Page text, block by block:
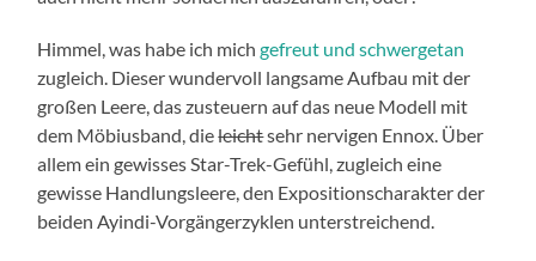
Himmel, was habe ich michgefreut und schwergetan
zugleich. Dieser wundervoll langsame Aufbau mit der
großen Leere, das zusteuern auf das neue Modell mit
dem Möbiusband, dieleichtsehr nervigen Ennox. Über
allem ein gewisses Star-Trek-Gefühl, zugleich eine
gewisse Handlungsleere, den Expositionscharakter der
beiden Ayindi-Vorgängerzyklen unterstreichend.